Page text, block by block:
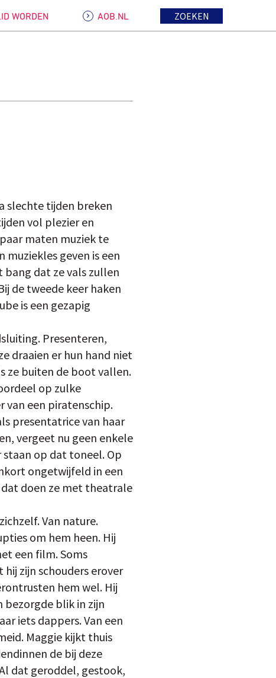
WORDEN AOB.NL ZOEKEN
slechte tijden breken
vol plezier en
maten muziek te
geven is een
bang dat ze vals zullen
de tweede keer haken
is een gezapig
Presenteren,
draaien er hun hand niet
ze buiten de boot vallen.
op zulke
van een piratenschip.
presentatrice van haar
vergeet nu geen enkele
staan op dat toneel. Op
ongetwijfeld in een
doen ze met theatrale
Van nature.
om hem heen. Hij
een film. Soms
zijn schouders erover
hem wel. Hij
bezorgde blik in zijn
iets dappers. Van een
Maggie kijkt thuis
de bij deze
dat geroddel, gestook,